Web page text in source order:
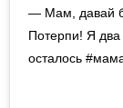
— Мам, давай
Потерпи! Я
осталось